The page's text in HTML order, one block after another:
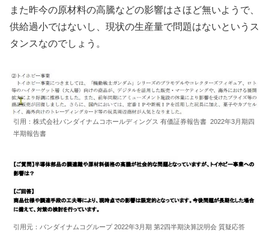
また昨今の原材料の高騰などの影響はさほど無いようで、
供給過小ではないし、現状の生産量で問題はないというス
タンスなのでしょう。
引用：株式会社バンダイナムコホールディングス 有価証券報告書 2022年3月期四
半期報告書
引用元：バンダイナムコグループ 2022年3月期 第2四半期決算説明会 質疑応答